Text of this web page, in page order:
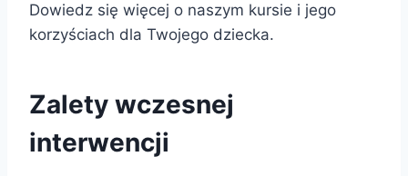
Dowiedz się więcej o naszym kursie i jego
korzyściach dla Twojego dziecka.
Zalety wczesnej
interwencji